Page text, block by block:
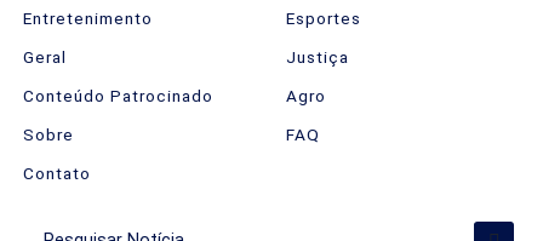
Entretenimento
Esportes
Geral
Justiça
Conteúdo Patrocinado
Agro
Sobre
FAQ
Contato